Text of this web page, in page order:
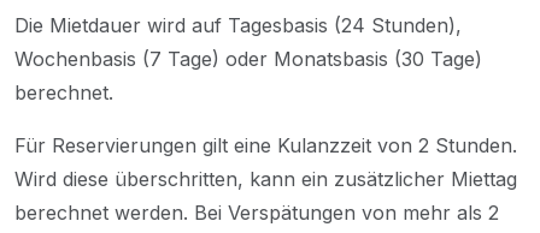
Die Mietdauer wird auf Tagesbasis (24 Stunden),
Wochenbasis (7 Tage) oder Monatsbasis (30 Tage)
berechnet.
Für Reservierungen gilt eine Kulanzzeit von 2 Stunden.
Wird diese überschritten, kann ein zusätzlicher Miettag
berechnet werden. Bei Verspätungen von mehr als 2